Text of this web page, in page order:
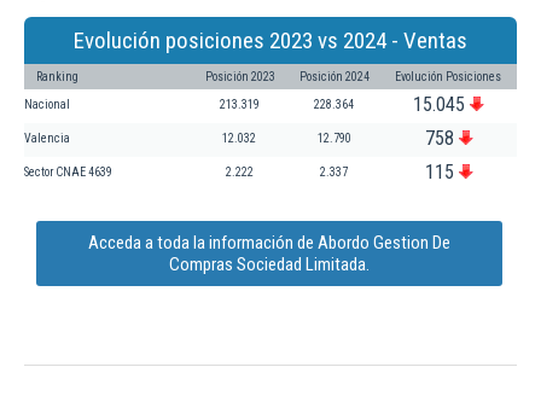
Evolución posiciones 2023 vs 2024 - Ventas
Ranking Posición 2023 Posición 2024 Evolución Posiciones
Nacional 213.319 228.364 15.045
Valencia 12.032 12.790 758
Sector CNAE 4639 2.222 2.337 115
Acceda a toda la información de Abordo Gestion De
Compras Sociedad Limitada.